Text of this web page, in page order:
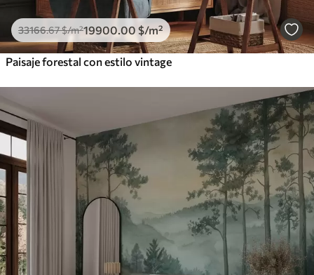
33166.67$/m²19900.00 $/m²
Paisaje forestal con estilo vintage